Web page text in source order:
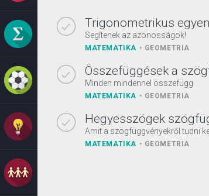
Trigonometrikus
Segítenek az azonosságok!
MATEMATIKA GEOMETRIA
Összefüggések a
Minden mindennel összefügg
MATEMATIKA GEOMETRIA
Hegyesszögek
Amit a szögfüggvényekről tudni
MATEMATIKA GEOMETRIA